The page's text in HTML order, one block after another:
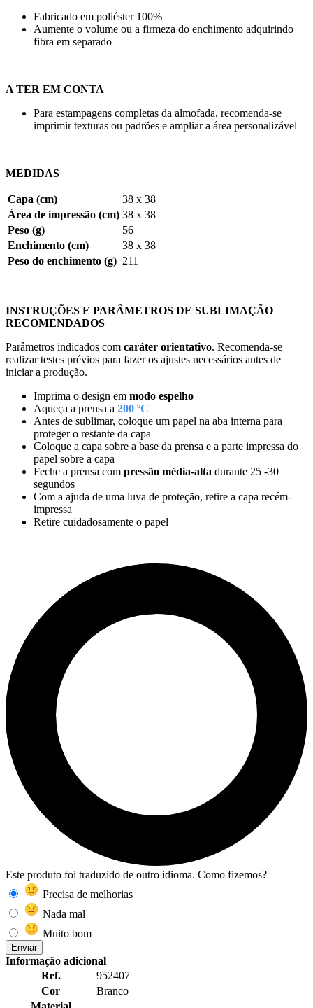
Fabricado em poliéster 100%
Aumente o volume ou a firmeza do enchimento adquirindo
fibra em separado
A TER EM CONTA
Para estampagens completas da almofada, recomenda-se
imprimir texturas ou padrões e ampliar a área personalizável
MEDIDAS
Capa (cm)
38 x 38
Área de impressão (cm) 38 x 38
Peso (g)
56
Enchimento (cm)
38 x 38
Peso do enchimento (g) 211
INSTRUÇÕES E PARÂMETROS DE SUBLIMAÇÃO
RECOMENDADOS
Parâmetros indicados com caráter orientativo. Recomenda-se
realizar testes prévios para fazer os ajustes necessários antes de
iniciar a produção.
Imprima o design em modo espelho
Aqueça a prensa a 200 ºC
Antes de sublimar, coloque um papel na aba interna para
proteger o restante da capa
Coloque a capa sobre a base da prensa e a parte impressa do
papel sobre a capa
Feche a prensa com pressão média-alta durante 25 -30
segundos
Com a ajuda de uma luva de proteção, retire a capa recém-
impressa
Retire cuidadosamente o papel
Este produto foi traduzido de outro idioma. Como fizemos?
Precisa de melhorias
Nada mal
Muito bom
Enviar
Informação adicional
Ref.
952407
Cor
Branco